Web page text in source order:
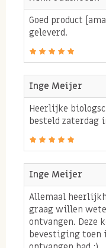
Goed product
geleverd.
Inge Meijer
Heerlijke
besteld zaterdag
Inge Meijer
Allemaal
graag willen
ontvangen. Deze
bevestiging